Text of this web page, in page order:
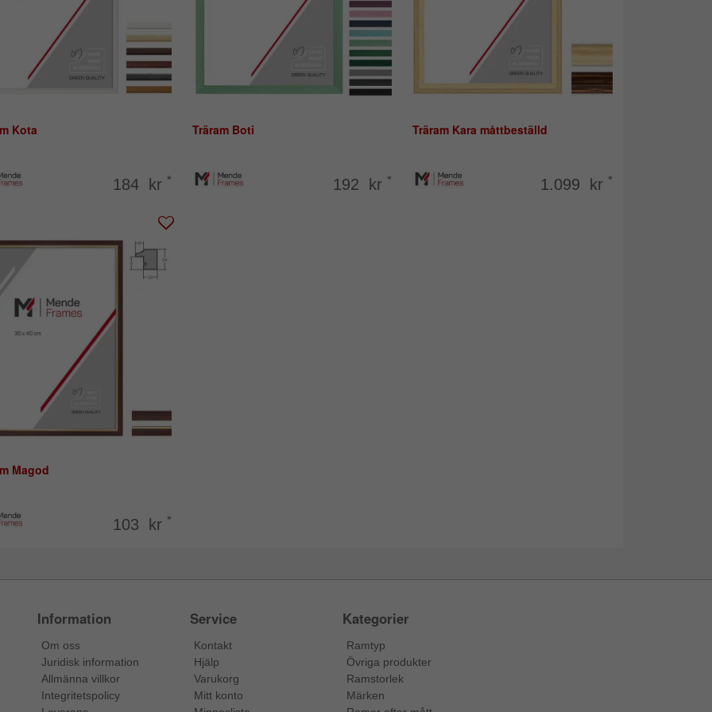
Kota
184 kr *
Träram Boti
192 kr *
Träram Kara måttbeställd
1.099 kr *
Magod
103 kr *
Information
Om oss
Juridisk information
Allmänna villkor
Integritetspolicy
Service
Kontakt
Hjälp
Varukorg
Mitt konto
Kategorier
Ramtyp
Övriga produkter
Ramstorlek
Märken